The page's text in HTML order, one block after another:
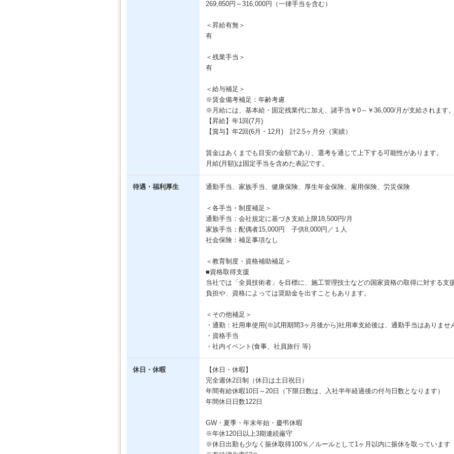
269,850円～316,000円（一律手当を含む）
＜昇給有無＞
有
＜残業手当＞
有
＜給与補足＞
※賃金備考補足：年齢考慮
※月給には、基本給・固定残業代に加え、諸手当￥0～￥36,000/月が支給されます
【昇給】年1回(7月)
【賞与】年2回(6月・12月) 計2.5ヶ月分（実績）
賃金はあくまでも目安の金額であり、選考を通じて上下する可能性があります。
月給(月額)は固定手当を含めた表記です。
待遇・福利厚生 通勤手当、家族手当、健康保険、厚生年金保険、雇用保険、労災保険
＜各手当・制度補足＞
通勤手当：会社規定に基づき支給上限18,500円/月
家族手当：配偶者15,000円 子供8,000円／１人
社会保険：補足事項なし
＜教育制度・資格補助補足＞
■資格取得支援
当社では「全員技術者」を目標に、施工管理技士などの国家資格の取得に対する支
負担や、資格によっては奨励金を出すこともあります。
＜その他補足＞
・通勤：社用車使用(※試用期間3ヶ月後から)社用車支給後は、通勤手当はありませ
・資格手当
・社内イベント(食事、社員旅行 等)
休日・休暇
【休日・休暇】
完全週休2日制（休日は土日祝日）
年間有給休暇10日～20日（下限日数は、入社半年経過後の付与日数となります）
年間休日日数122日
GW・夏季・年末年始・慶弔休暇
※年休120日以上3期連続厳守
※休日出勤も少なく振休取得100％／ルールとして1ヶ月以内に振休を取っています